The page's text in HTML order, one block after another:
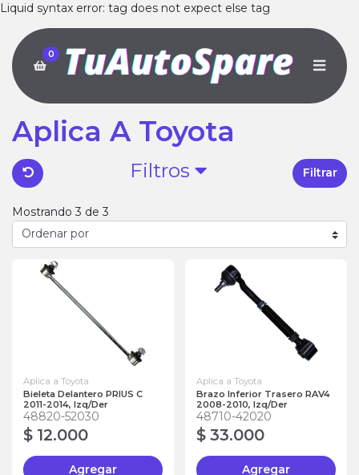
Liquid syntax error: tag does not expect else tag
0
Aplica A Toyota
Filtros Filtrar
Mostrando 3 de 3
Aplica a Toyota
Bieleta Delantero PRIUS C
2011-2014, Izq/Der
48820-52030
$ 12.000
Agregar
Aplica a Toyota
Brazo Inferior Trasero RAV4
2008-2010, Izq/Der
48710-42020
$ 33.000
Agregar